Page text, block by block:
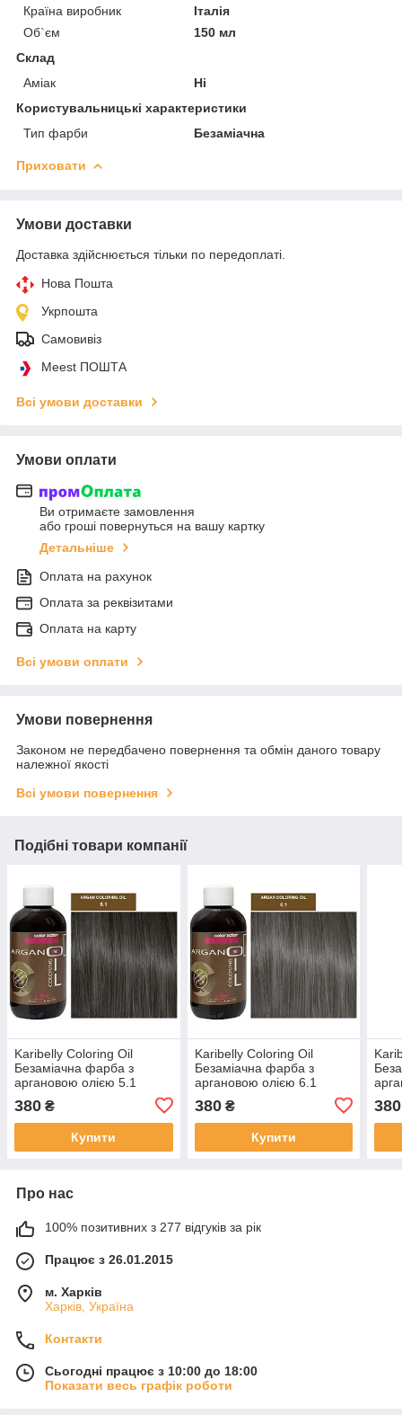
Країна виробник
Італія
Об`єм
150 мл
Склад
Аміак
Ні
Користувальницькі характеристики
Тип фарби
Безаміачна
Приховати
Умови доставки
Доставка здійснюється тільки по передоплаті.
Нова Пошта
Укрпошта
Самовивіз
Meest ПОШТА
Всі умови доставки
Умови оплати
Ви отримаєте замовлення
або гроші повернуться на вашу картку
Детальніше
Оплата на рахунок
Оплата за реквізитами
Оплата на карту
Всі умови оплати
Умови повернення
Законом не передбачено повернення та обмін даного товару
належної якості
Всі умови повернення
Подібні товари компанії
Karibelly Coloring Oil
Безаміачна фарба з
аргановою олією 5.1
каштановий 150 мл
380 ₴
Купити
Karibelly Coloring Oil
Безаміачна фарба з
аргановою олією 6.1
русявий 150 мл
380₴
Купити
мл
380
Про нас
100% позитивних з 277 відгуків за рік
Працює з 26.01.2015
м. Харків
Харків, Україна
Контакти
Сьогодні працює з 10:00 до 18:00
Показати весь графік роботи